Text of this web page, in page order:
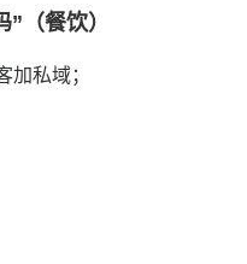
（餐饮）
加私域；